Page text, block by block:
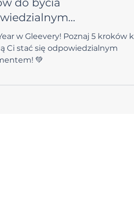
do bycia
w Gleevery! Poznaj 5 kroków
Ci stać się odpowiedzialnym
💚